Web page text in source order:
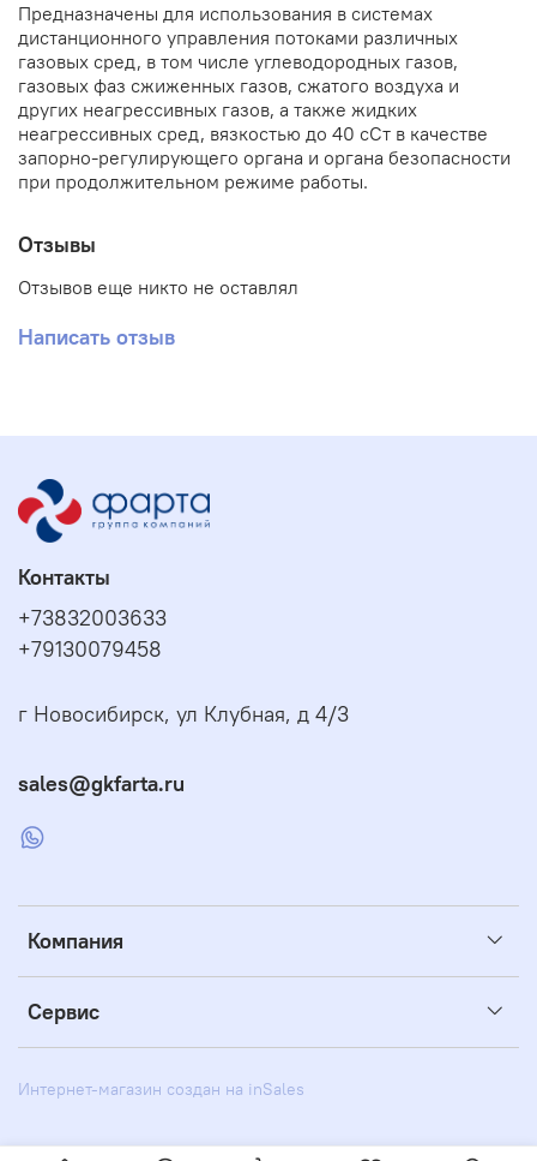
Предназначены для использования в системах
дистанционного управления потоками различных
газовых сред, в том числе углеводородных газов,
газовых фаз сжиженных газов, сжатого воздуха и
других неагрессивных газов, а также жидких
неагрессивных сред, вязкостью до 40 сСт в качестве
запорно-регулирующего органа и органа безопасности
при продолжительном режиме работы.
Отзывы
Отзывов еще никто не оставлял
Написать отзыв
Компания
Сервис
Контакты
+73832003633
+79130079458
г Новосибирск, ул Клубная, д 4/3
sales@gkfarta.ru
Интернет-магазин создан на inSales